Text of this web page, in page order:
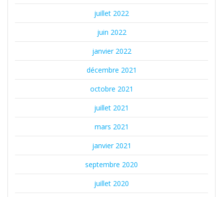
juillet 2022
juin 2022
janvier 2022
décembre 2021
octobre 2021
juillet 2021
mars 2021
janvier 2021
septembre 2020
juillet 2020